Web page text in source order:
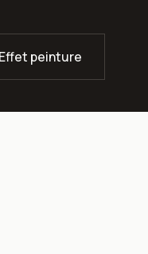
Effet peinture